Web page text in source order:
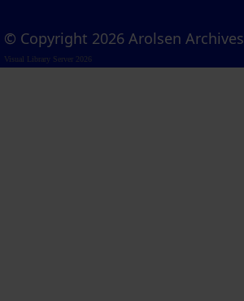
© Copyright 2026 Arolsen Archives
Visual Library Server 2026